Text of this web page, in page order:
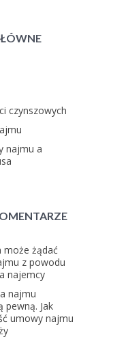
czynszowych
najmu a
może żądać
z powodu
najemcy
najmu
pewną. Jak
umowy najmu